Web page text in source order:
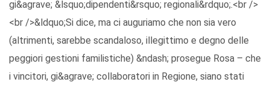
gi&agrave; &lsquo;dipendenti&rsquo; regionali&rdquo;.<br />
<br />&ldquo;Si dice, ma ci auguriamo che non sia vero
(altrimenti, sarebbe scandaloso, illegittimo e degno delle
peggiori gestioni familistiche) &ndash; prosegue Rosa – che
i vincitori, gi&agrave; collaboratori in Regione, siano stati